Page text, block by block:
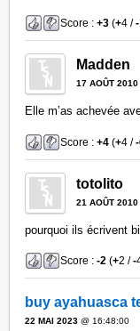
Score :+3 (+4 /-
Madden
17 AOÛT 2010
Elle m’as achevée
Score :+4 (+4 /-
totolito
21 AOÛT 2010
pourquoi ils écrivent
Score :-2 (+2 /-
buy ayahuasca
22 MAI 2023 @ 16:48:00